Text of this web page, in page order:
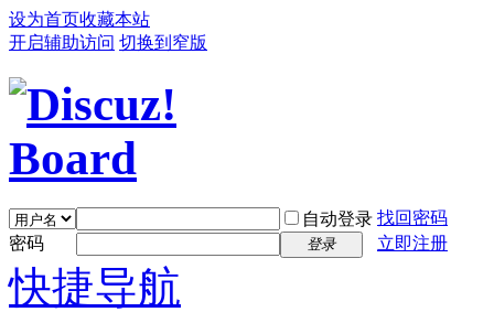
设为首页收藏本站
开启辅助访问 切换到窄版
自动登录 找回密码
密码
登录 立即注册
快捷导航